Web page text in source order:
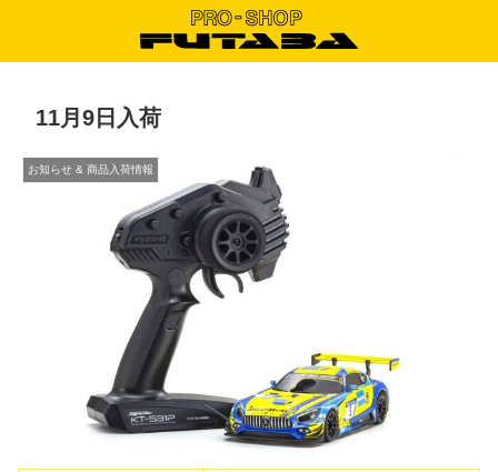
11月9日入荷
お知らせ & 商品入荷情報